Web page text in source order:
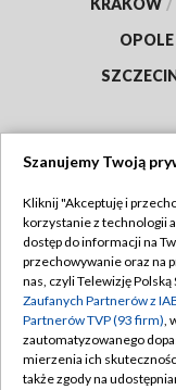
KRAKÓW /
OPOLE
Abonament TVP
Emisja w TVP
Centrum
Naziemna
Szanujemy Twoją
Kliknij "Akceptuję i
korzystanie z technologii
dostęp do informacji na
przechowywanie oraz na
nas, czyli Telewizję Polską
Zaufanych Partnerów z
Partnerów TVP (93 firm),
zautomatyzowanego
mierzenia ich
także zgody na